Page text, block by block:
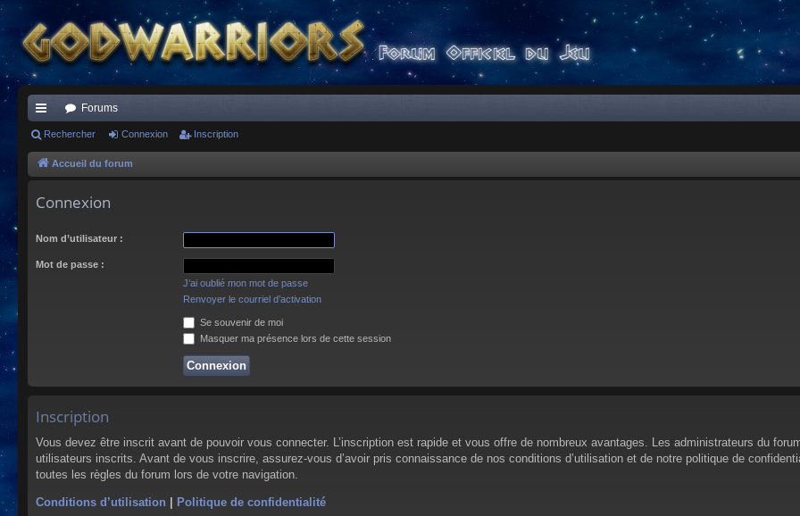
ac
co
s
Forums
Rechercher Connexion Inscription
Accueil du forum
Connexion
Nom d’utilisateur :
Mot de passe :
J’ai oublié mon mot de passe
Renvoyer le courriel d’activation
Se souvenir de moi
Masquer ma présence lors de cette session
Inscription
Vous devez être inscrit avant de pouvoir vous connecter. L’inscription est rapide et vous offre de nombreux avantages. Les administrateurs du
utilisateurs inscrits. Avant de vous inscrire, assurez-vous d’avoir pris connaissance de nos conditions d’utilisation et de notre politique de
toutes les règles du forum lors de votre navigation.
Conditions d’utilisation | Politique de confidentialité